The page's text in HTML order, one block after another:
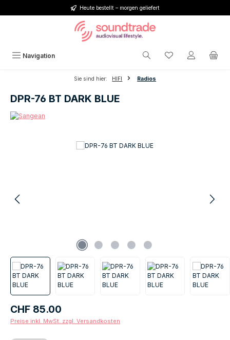
Zum Hauptinhalt springenHeute bestellt – morgen geliefert
Navigation Du hast 0
Sie sind hier: HIFI Radios
DPR-76 BT DARK BLUE
Bildergalerie überspringen
Regulärer Preis:
CHF 85.00
Preise inkl. MwSt. zzgl. Versandkosten